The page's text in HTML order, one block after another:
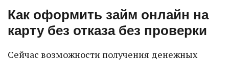
Как оформить займ онлайн на
карту без отказа без проверки
Сейчас возможности получения денежных